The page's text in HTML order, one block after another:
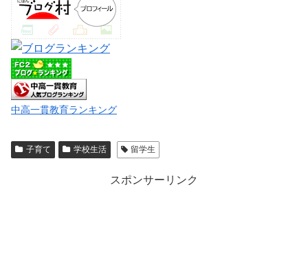
中高一貫教育ランキング
子育て 学校生活 留学生
スポンサーリンク